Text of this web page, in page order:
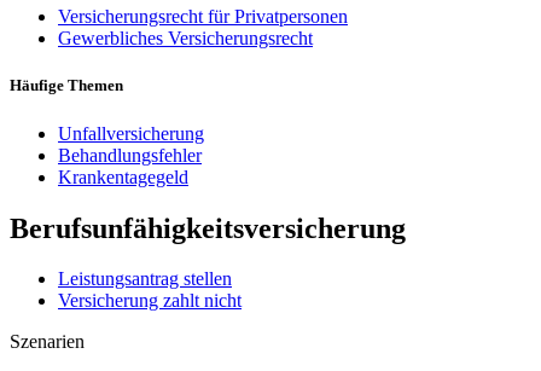
Versicherungsrecht für Privatpersonen
Gewerbliches Versicherungsrecht
Häufige Themen
Unfallversicherung
Behandlungsfehler
Krankentagegeld
Berufsunfähigkeitsversicherung
Leistungsantrag stellen
Versicherung zahlt nicht
Szenarien